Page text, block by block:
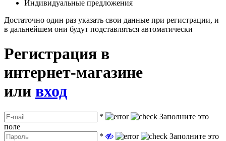
Индивидуальные предложения
Достаточно один раз указать свои данные при регистрации, и
в дальнейшем они будут подставляться автоматически
Регистрация в
интернет-магазине
или вход
*
Заполните это
поле
*
Заполните это